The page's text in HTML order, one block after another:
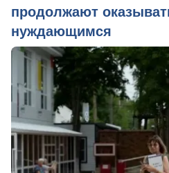
продолжают
нуждающимся